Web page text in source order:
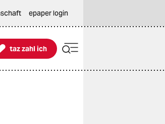
epaper login
zahl ich
taz zahl ich